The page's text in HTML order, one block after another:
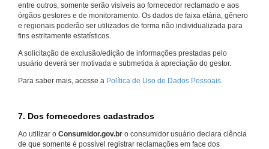
entre outros, somente serão visíveis ao fornecedor reclamado e aos
órgãos gestores e de monitoramento. Os dados de faixa etária, gênero
e regionais poderão ser utilizados de forma não individualizada para
fins estritamente estatísticos.
A solicitação de exclusão/edição de informações prestadas pelo
usuário deverá ser motivada e submetida à apreciação do gestor.
Para saber mais, acesse a Política de Uso de Dados Pessoais.
7. Dos fornecedores cadastrados
Ao utilizar o Consumidor.gov.br o consumidor usuário declara ciência
de que somente é possível registrar reclamações em face dos